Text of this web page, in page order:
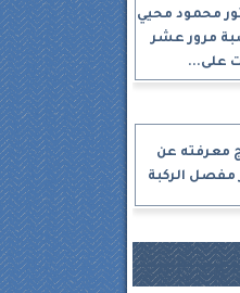
محمود محيي
مرور عشر
على...
معرفته عن
مفصل الركبة